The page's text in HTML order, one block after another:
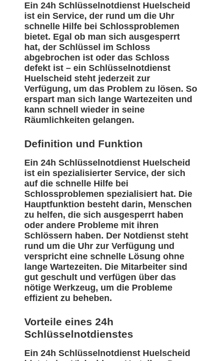
Ein 24h Schlüsselnotdienst Huelscheid
ist ein Service, der rund um die Uhr
schnelle Hilfe bei Schlossproblemen
bietet. Egal ob man sich ausgesperrt
hat, der Schlüssel im Schloss
abgebrochen ist oder das Schloss
defekt ist – ein Schlüsselnotdienst
Huelscheid steht jederzeit zur
Verfügung, um das Problem zu lösen. So
erspart man sich lange Wartezeiten und
kann schnell wieder in seine
Räumlichkeiten gelangen.
Definition und Funktion
Ein 24h Schlüsselnotdienst Huelscheid
ist ein spezialisierter Service, der sich
auf die schnelle Hilfe bei
Schlossproblemen spezialisiert hat. Die
Hauptfunktion besteht darin, Menschen
zu helfen, die sich ausgesperrt haben
oder andere Probleme mit ihren
Schlössern haben. Der Notdienst steht
rund um die Uhr zur Verfügung und
verspricht eine schnelle Lösung ohne
lange Wartezeiten. Die Mitarbeiter sind
gut geschult und verfügen über das
nötige Werkzeug, um die Probleme
effizient zu beheben.
Vorteile eines 24h
Schlüsselnotdienstes
Ein 24h Schlüsselnotdienst Huelscheid